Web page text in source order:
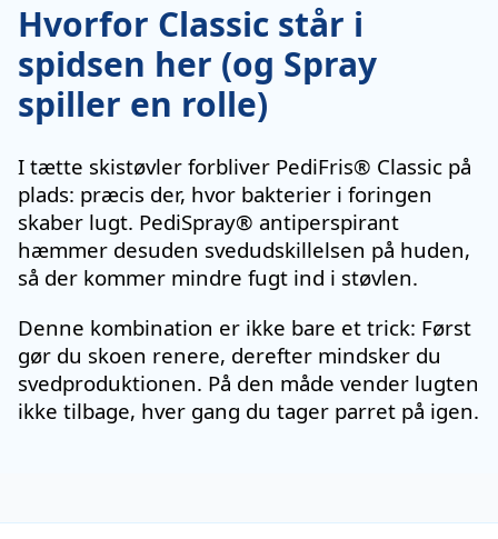
Hvorfor Classic står i
spidsen her (og Spray
spiller en rolle)
I tætte skistøvler forbliver PediFris® Classic på
plads: præcis der, hvor bakterier i foringen
skaber lugt. PediSpray® antiperspirant
hæmmer desuden svedudskillelsen på huden,
så der kommer mindre fugt ind i støvlen.
Denne kombination er ikke bare et trick: Først
gør du skoen renere, derefter mindsker du
svedproduktionen. På den måde vender lugten
ikke tilbage, hver gang du tager parret på igen.